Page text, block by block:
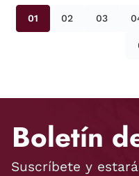
01 02 03
Boletín
Suscríbete y